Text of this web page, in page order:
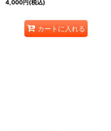
4,000円(税込)
カートに入れる